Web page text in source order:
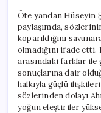
Öte yandan Hüseyin
paylaşımda,
koparıldığını
olmadığını ifade
arasındaki farklar ile
sonuçlarına dair
halkıyla güçlü
sözlerinden dolayı
yoğun eleştiriler